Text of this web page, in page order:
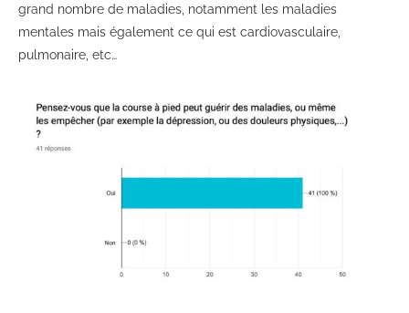
grand nombre de maladies, notamment les maladies
mentales mais également ce qui est cardiovasculaire,
pulmonaire, etc…